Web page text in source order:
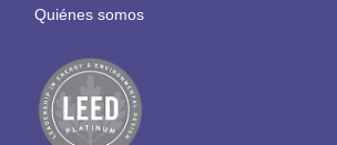
Quiénes somos